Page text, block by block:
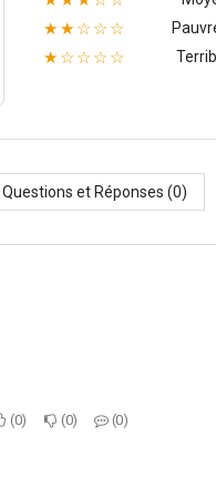
★★☆☆☆
★☆☆☆☆
Questions et Réponses (0)
0 0 0